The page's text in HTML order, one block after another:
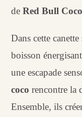
deRed Bull
Dans cette
boisson
une escapade
coco rencontre la
Ensemble, ils